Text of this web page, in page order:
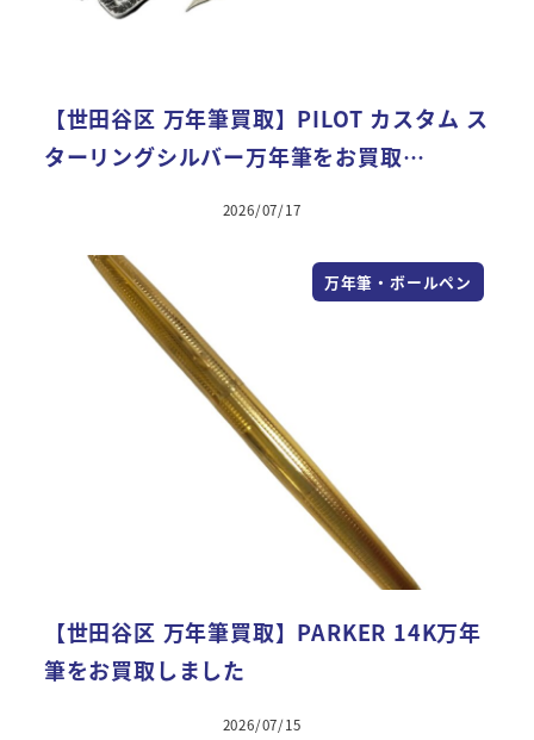
【世田谷区 万年筆買取】PILOT カスタム ス
ターリングシルバー万年筆をお買取…
2026/07/17
万年筆・ボールペン
【世田谷区 万年筆買取】PARKER 14K万年
筆をお買取しました
2026/07/15